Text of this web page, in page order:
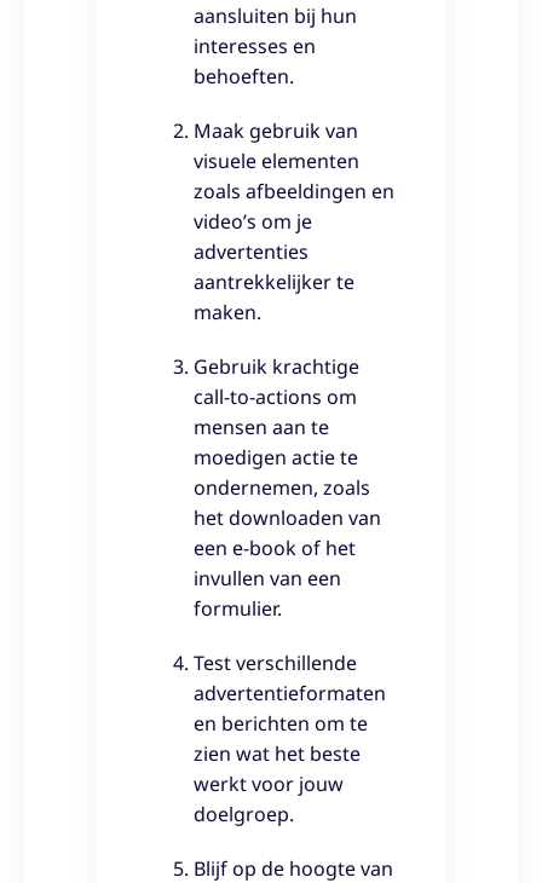
aansluiten bij hun
interesses en
behoeften.
Maak gebruik van
visuele elementen
zoals afbeeldingen en
video’s om je
advertenties
aantrekkelijker te
maken.
Gebruik krachtige
call-to-actions om
mensen aan te
moedigen actie te
ondernemen, zoals
het downloaden van
een e-book of het
invullen van een
formulier.
Test verschillende
advertentieformaten
en berichten om te
zien wat het beste
werkt voor jouw
doelgroep.
Blijf op de hoogte van